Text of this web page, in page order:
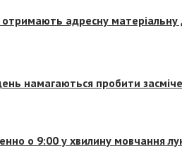
адресну матеріальну
намагаються пробити
о 9:00 у хвилину мовчання